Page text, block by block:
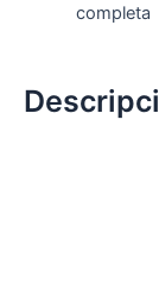
completa